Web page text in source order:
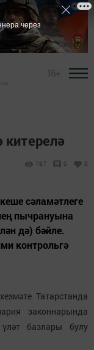
китерелә
787 0 0
сәламәтлеге
пычрануына
дә) бәйле.
контрольгә
Татарстанда
законнарында
базлары булу
через